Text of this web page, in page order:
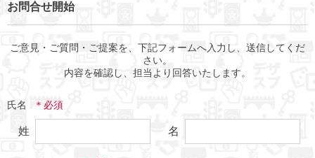
お問合せ開始
ご意見・ご質問・ご提案を、下記フォームへ入力し、送信してくだ
さい。
内容を確認し、担当より回答いたします。
氏名
姓 名